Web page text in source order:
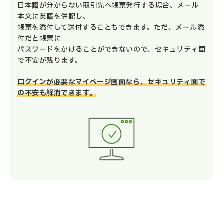
日本語が分からない取引先へ帳票発行する場合、メール
本文に英語を併記し、
帳票を添付して送付することもできます。ただ、メール添
付だと帳票に
パスワードをかけることができないので、セキュリティ面
で不安が残ります。
ログインが必要なマイページ画面なら、セキュリティ面で
の不安も解消できます。